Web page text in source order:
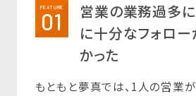
FEATURE
01
営業の業務過多
に十分なフォロ
かった
もともと夢真では、1人の営業